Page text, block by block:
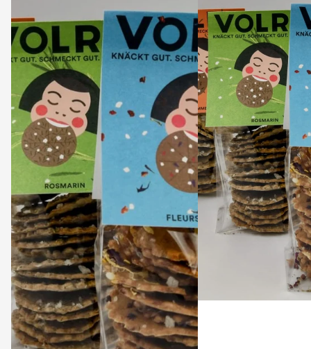
FLEURS
DES
ALPES
-
KÜMMEL
Sale